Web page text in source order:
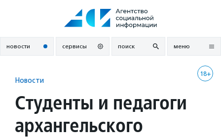
новости сервисы поиск меню
18+
Новости
Студенты и педагоги
архангельского